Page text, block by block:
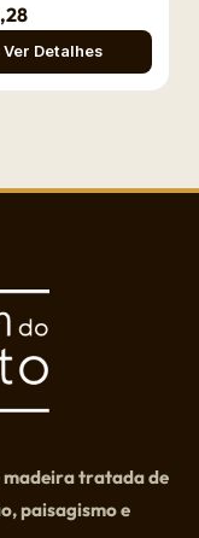
Ver Detalhes
madeira tratada de
paisagismo e